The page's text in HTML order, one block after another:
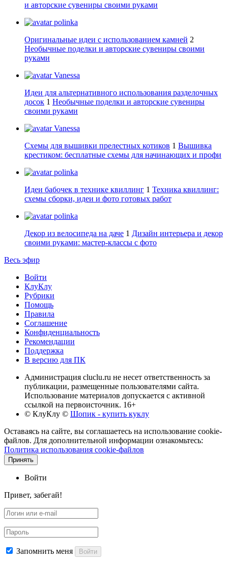
и авторские сувениры своими руками
polinka
Оригинальные идеи с использованием камней 2
Необычные поделки и авторские сувениры своими
руками
Vanessa
Идеи для альтернативного использования разделочных
досок 1 Необычные поделки и авторские сувениры
своими руками
Vanessa
Схемы для вышивки прелестных котиков 1 Вышивка
крестиком: бесплатные схемы для начинающих и профи
polinka
Идеи бабочек в технике квиллинг 1 Техника квиллинг:
схемы сборки, идеи и фото готовых работ
polinka
Декор из велосипеда на даче 1 Дизайн интерьера и декор
своими руками: мастер-классы с фото
Весь эфир
Войти
КлуКлу
Рубрики
Помощь
Правила
Соглашение
Конфиденциальность
Рекомендации
Поддержка
В версию для ПК
Администрация cluclu.ru не несет ответственность за
публикации, размещенные пользователями сайта.
Использование материалов допускается с активной
ссылкой на первоисточник. 16+
© КлуКлу © Шопик - купить куклу
Оставаясь на сайте, вы соглашаетесь на использование cookie-
файлов. Для дополнительной информации ознакомьтесь:
Политика использования cookie-файлов
Принять
Войти
Привет, забегай!
Запомнить меня Войти